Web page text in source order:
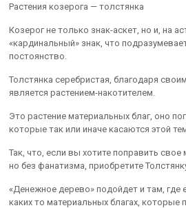
Растения козерога — толстянка
Козерог не только знак-аскет, но и, на
«кардинальный» знак, что
постоянство.
Толстянка серебристая, благодаря
является растением-накотителем.
Это растение материальных благ, оно
которые так или иначе касаются этой
Так, что, если вы хотите поправить
но без фанатизма, приобретите
«Денежное дерево» подойдет и там, где
каких то материальных благах,